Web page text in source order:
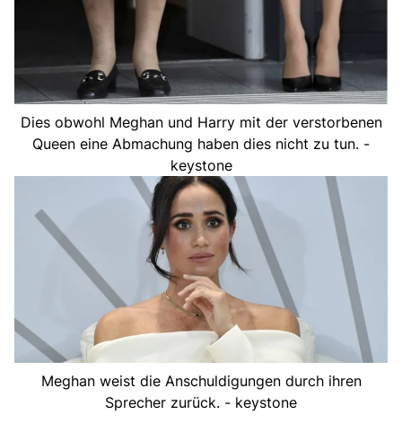
Dies obwohl Meghan und Harry mit der verstorbenen
Queen eine Abmachung haben dies nicht zu tun. -
keystone
Meghan weist die Anschuldigungen durch ihren
Sprecher zurück. - keystone